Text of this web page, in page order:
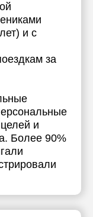
и с
за
и
Более 90%